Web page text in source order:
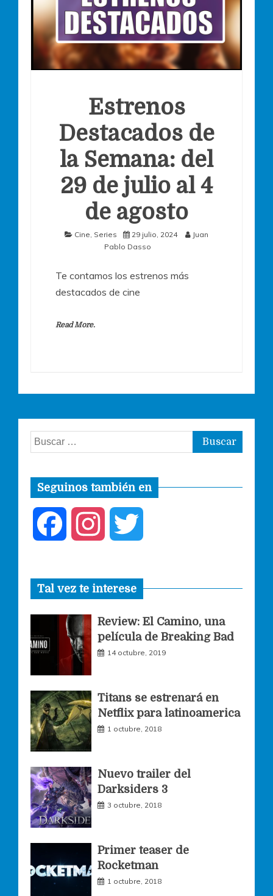
Estrenos
Destacados de
la Semana: del
29 de julio al 4
de agosto
Cine, Series 29 julio, 2024
Juan
Pablo Dasso
Te contamos los estrenos más
destacados de cine
Read More.
Buscar:
Seguinos también en
c
e
b
o
o
s
t
a
g
m
i
t
t
r
Tal vez te interese
Review: El Camino, una
película de Breaking Bad
14 octubre, 2019
Titans se estrenará en
Netflix para latinoamerica
1 octubre, 2018
Nuevo trailer del
Darksiders 3
3 octubre, 2018
Primer teaser de
Rocketman
1 octubre, 2018